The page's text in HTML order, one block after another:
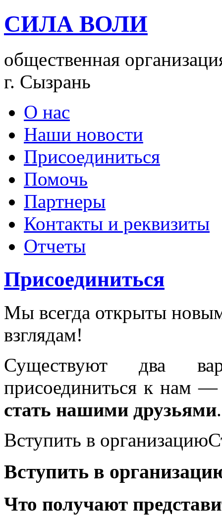
СИЛА ВОЛИ
общественная
г. Сызрань
О нас
Наши новости
Присоединиться
Помочь
Партнеры
Контакты и реквизиты
Отчеты
Присоединиться
Мы всегда открыты
взглядам!
Существуют два
присоединиться к нам
стать нашими друзьями.
Вступить в организацию
Вступить в
Что получают